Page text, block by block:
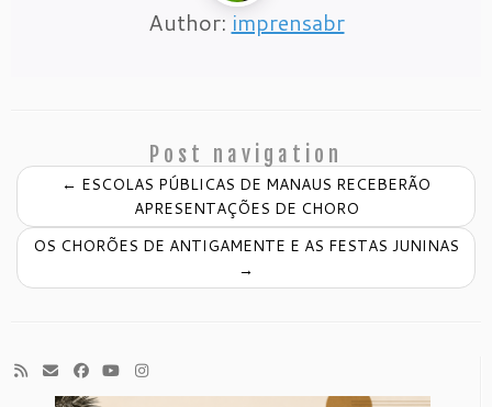
Author: imprensabr
Post navigation
← ESCOLAS PÚBLICAS DE MANAUS RECEBERÃO
APRESENTAÇÕES DE CHORO
OS CHORÕES DE ANTIGAMENTE E AS FESTAS JUNINAS
→